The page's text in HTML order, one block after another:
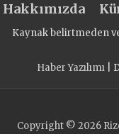
Hakkımızda
Kaynak belirtmeden
Haber Yazılımı|
Copyright © 2026